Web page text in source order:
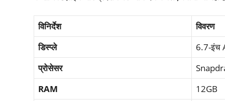
विनिर्देश
विवरण
डिस्प्ले
6.7-इंच
प्रोसेसर
RAM
12GB